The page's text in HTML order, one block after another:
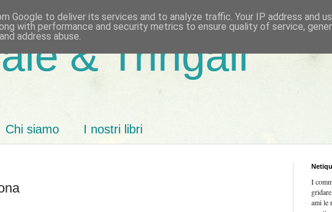
& Tringali
Chi siamo I nostri libri
I
ami le
Google to deliver its services and to analyze traffic. Your IP address and
with performance and security metrics to ensure quality of service,
address abuse.